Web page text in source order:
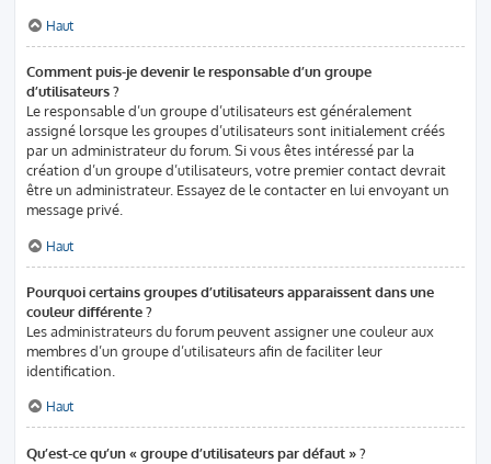
Haut
Comment puis-je devenir le responsable d’un groupe
d’utilisateurs ?
Le responsable d’un groupe d’utilisateurs est généralement
assigné lorsque les groupes d’utilisateurs sont initialement créés
par un administrateur du forum. Si vous êtes intéressé par la
création d’un groupe d’utilisateurs, votre premier contact devrait
être un administrateur. Essayez de le contacter en lui envoyant un
message privé.
Haut
Pourquoi certains groupes d’utilisateurs apparaissent dans une
couleur différente ?
Les administrateurs du forum peuvent assigner une couleur aux
membres d’un groupe d’utilisateurs afin de faciliter leur
identification.
Haut
Qu’est-ce qu’un « groupe d’utilisateurs par défaut » ?